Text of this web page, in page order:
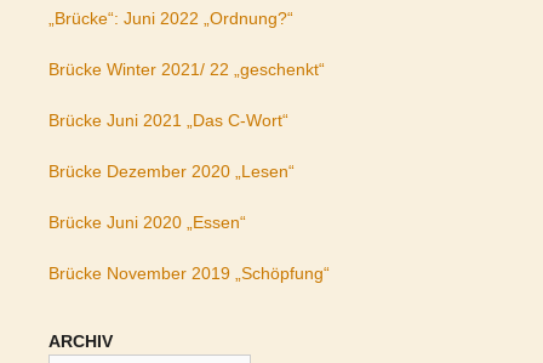
„Brücke“: Juni 2022 „Ordnung?“
Brücke Winter 2021/ 22 „geschenkt“
Brücke Juni 2021 „Das C-Wort“
Brücke Dezember 2020 „Lesen“
Brücke Juni 2020 „Essen“
Brücke November 2019 „Schöpfung“
ARCHIV